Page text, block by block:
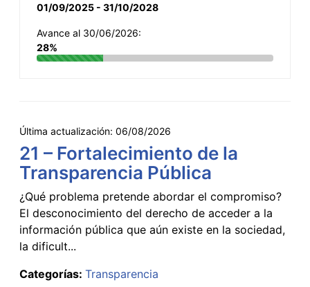
01/09/2025 - 31/10/2028
Avance al 30/06/2026:
28%
Última actualización: 06/08/2026
21 – Fortalecimiento de la
Transparencia Pública
¿Qué problema pretende abordar el compromiso?
El desconocimiento del derecho de acceder a la
información pública que aún existe en la sociedad,
la dificult...
Categorías: Transparencia